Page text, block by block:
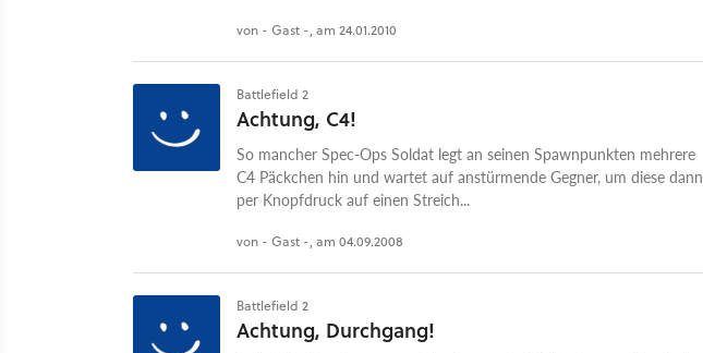
von - Gast -, am 24.01.2010
Battlefield 2
Achtung, C4!
So mancher Spec-Ops Soldat legt an seinen Spawnpunkten mehrere
C4 Päckchen hin und wartet auf anstürmende Gegner, um diese dann
per Knopfdruck auf einen Streich...
von - Gast -, am 04.09.2008
Battlefield 2
Achtung, Durchgang!